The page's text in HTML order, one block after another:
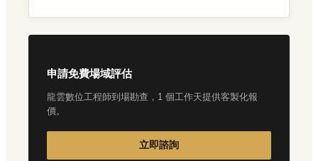
申請免費場域評估
龍雲數位工程師到場勘查，1 個工作天提供客製化報
價。
立即諮詢